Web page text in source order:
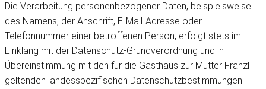
Die Verarbeitung personenbezogener Daten, beispielsweise
des Namens, der Anschrift, E-Mail-Adresse oder
Telefonnummer einer betroffenen Person, erfolgt stets im
Einklang mit der Datenschutz-Grundverordnung und in
Übereinstimmung mit den für die Gasthaus zur Mutter Franzl
geltenden landesspezifischen Datenschutzbestimmungen.